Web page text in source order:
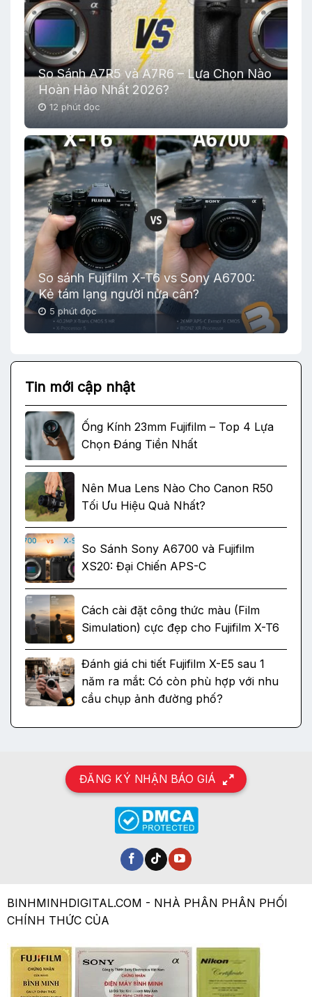
So Sánh A7R5 và A7R6 – Lựa Chọn Nào
Hoàn Hảo Nhất 2026?
12 phút đọc
So sánh Fujifilm X-T6 vs Sony A6700:
Kẻ tám lạng người nửa cân?
5 phút đọc
Tin mới cập nhật
Ống Kính 23mm Fujifilm – Top 4 Lựa
Chọn Đáng Tiền Nhất
Nên Mua Lens Nào Cho Canon R50
Tối Ưu Hiệu Quả Nhất?
So Sánh Sony A6700 và Fujifilm
XS20: Đại Chiến APS-C
Cách cài đặt công thức màu (Film
Simulation) cực đẹp cho Fujifilm X-T6
Đánh giá chi tiết Fujifilm X-E5 sau 1
năm ra mắt: Có còn phù hợp với nhu
cầu chụp ảnh đường phố?
ĐĂNG KÝ NHẬN BÁO GIÁ
BINHMINHDIGITAL.COM - NHÀ PHÂN PHÂN PHỐI
CHÍNH THỨC CỦA